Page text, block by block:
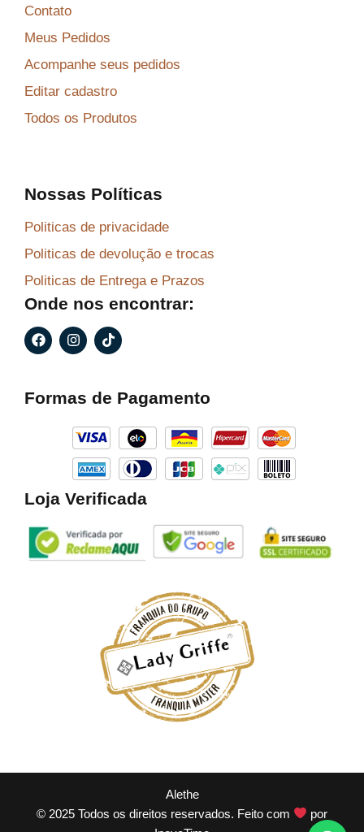
Contato
Meus Pedidos
Acompanhe seus pedidos
Editar cadastro
Todos os Produtos
Nossas Políticas
Politicas de privacidade
Politicas de devolução e trocas
Politicas de Entrega e Prazos
Onde nos encontrar:
F
a
c
o
I
n
s
g
a
m
T
i
k
k
Formas de Pagamento
Loja Verificada
Alethe
© 2025 Todos os direitos reservados. Feito com
por